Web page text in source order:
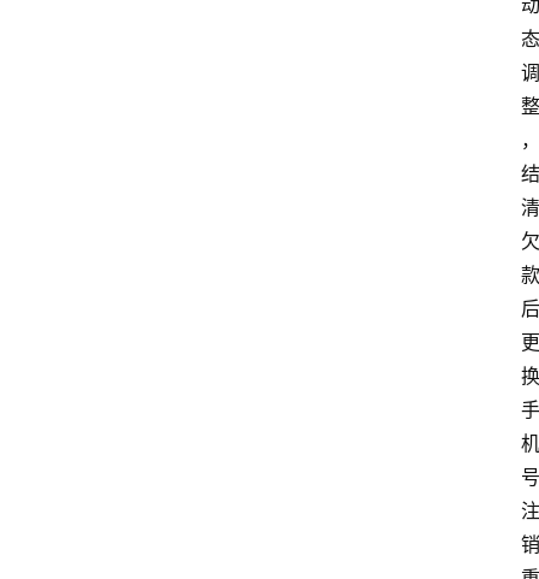
动
态
调
整
，
结
清
欠
款
后
更
换
手
机
号
注
销